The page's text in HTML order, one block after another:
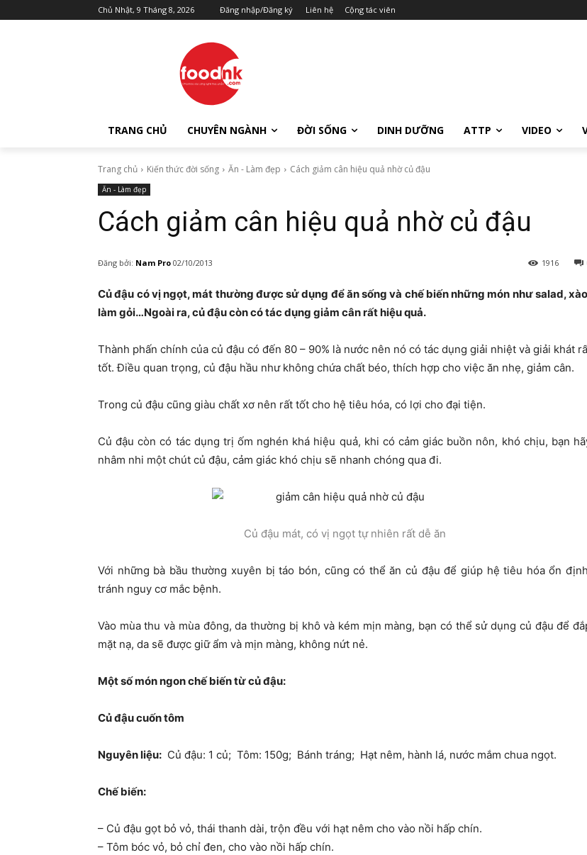
Chủ Nhật, 9 Tháng 8, 2026 Đăng nhập/Đăng ký Liên hệ Cộng tác viên
TRANG CHỦ CHUYÊN NGÀNH ĐỜI SỐNG DINH DƯỠNG ATTP VIDEO
Trang chủ Kiến thức đời sống Ăn - Làm đẹp Cách giảm cân hiệu quả nhờ củ đậu
Ăn - Làm đẹp
Cách giảm cân hiệu quả nhờ củ đậu
Đăng bởi: Nam Pro 02/10/2013 1916
Củ đậu có vị ngọt, mát thường được sử dụng để ăn sống và chế biến những món như salad,
làm gỏi…Ngoài ra, củ đậu còn có tác dụng giảm cân rất hiệu quả.
Thành phấn chính của củ đậu có đến 80 – 90% là nước nên nó có tác dụng giải nhiệt và giải khát
tốt. Điều quan trọng, củ đậu hầu như không chứa chất béo, thích hợp cho việc ăn nhẹ, giảm cân.
Trong củ đậu cũng giàu chất xơ nên rất tốt cho hệ tiêu hóa, có lợi cho đại tiện.
Củ đậu còn có tác dụng trị ốm nghén khá hiệu quả, khi có cảm giác buồn nôn, khó chịu, bạn
nhâm nhi một chút củ đậu, cảm giác khó chịu sẽ nhanh chóng qua đi.
Củ đậu mát, có vị ngọt tự nhiên rất dễ ăn
Với những bà bầu thường xuyên bị táo bón, cũng có thể ăn củ đậu để giúp hệ tiêu hóa ổn
tránh nguy cơ mắc bệnh.
Vào mùa thu và mùa đông, da thường bị khô và kém mịn màng, bạn có thể sử dụng củ đậu để
mặt nạ, da sẽ được giữ ẩm và mịn màng, không nứt nẻ.
Một số món ngon chế biến từ củ đậu:
Củ đậu cuốn tôm
Nguyên liệu: Củ đậu: 1 củ; Tôm: 150g; Bánh tráng; Hạt nêm, hành lá, nước mắm chua ngọt.
Chế biến:
– Củ đậu gọt bỏ vỏ, thái thanh dài, trộn đều với hạt nêm cho vào nồi hấp chín.
– Tôm bóc vỏ, bỏ chỉ đen, cho vào nồi hấp chín.